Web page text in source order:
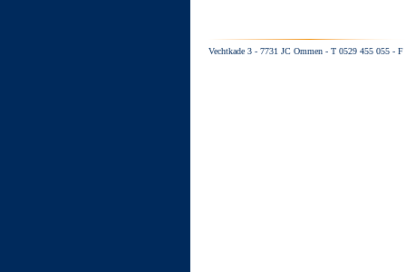
Vechtkade 3 - 7731 JC Ommen - T 0529 455 055 -